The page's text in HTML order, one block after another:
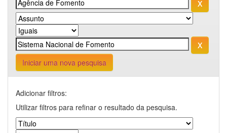
Iniciar uma nova pesquisa
Adicionar filtros:
Utilizar filtros para refinar o resultado da pesquisa.